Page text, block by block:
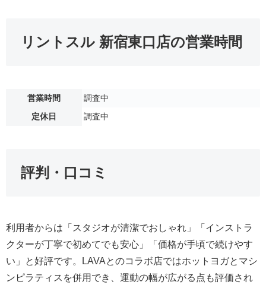
リントスル 新宿東口店の営業時間
営業時間
調査中
定休日
調査中
評判・口コミ
利用者からは「スタジオが清潔でおしゃれ」「インストラ
クターが丁寧で初めてでも安心」「価格が手頃で続けやす
い」と好評です。LAVAとのコラボ店ではホットヨガとマシ
ンピラティスを併用でき、運動の幅が広がる点も評価され